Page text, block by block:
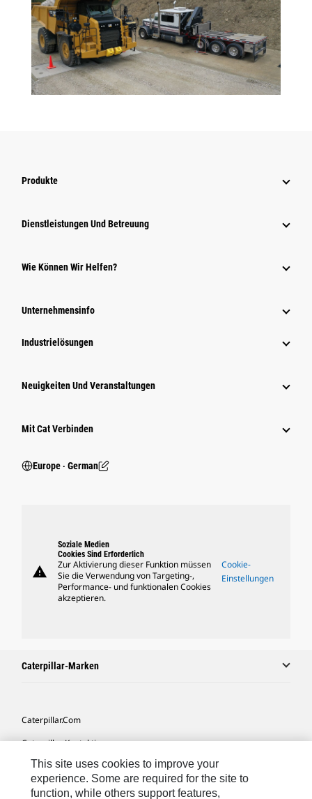
Produkte
Dienstleistungen Und Betreuung
Wie Können Wir Helfen?
Unternehmensinfo
Industrielösungen
Neuigkeiten Und Veranstaltungen
Mit Cat Verbinden
Europe ‧ German
warning
Soziale Medien
Cookies Sind Erforderlich
Zur Aktivierung dieser Funktion müssen
Sie die Verwendung von Targeting-,
Performance- und funktionalen Cookies
akzeptieren.
Cookie-
Einstellungen
Caterpillar-Marken
Caterpillar.com
Caterpillar Kontaktieren
Meine Marketing-Präferenzen
Seitenübersicht
This site uses cookies to improve your
experience. Some are required for the site to
function, while others support features,